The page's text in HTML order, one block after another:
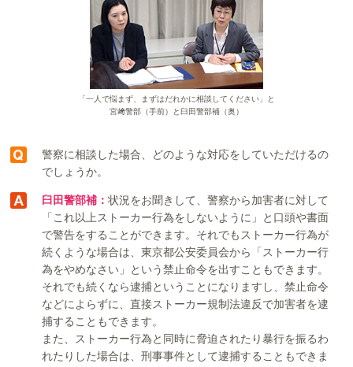
「一人で悩まず、まずはだれかに相談してください」と
宮﨑警部（手前）と臼田警部補（奥）
警察に相談した場合、どのような対応をしていただけるの
でしょうか。
臼田警部補：状況をお聞きして、警察から加害者に対して
「これ以上ストーカー行為をしないように」と口頭や書面
で警告をすることができます。それでもストーカー行為が
続くような場合は、東京都公安委員会から「ストーカー行
為をやめなさい」という禁止命令を出すこともできます。
それでも続くなら逮捕ということになりますし、禁止命令
などによらずに、直接ストーカー規制法違反で加害者を逮
捕することもできます。
また、ストーカー行為と同時に脅迫されたり暴行を振るわ
れたりした場合は、刑事事件として逮捕することもできま